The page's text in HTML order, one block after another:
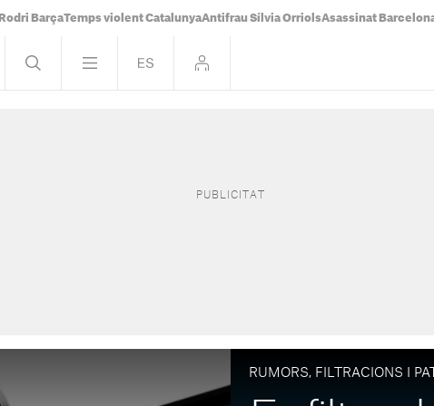
Rodri BarçaTemps violent CatalunyaAntifrau Sílvia OrriolsAsassinat
RUMORS, FILTRACIONS I